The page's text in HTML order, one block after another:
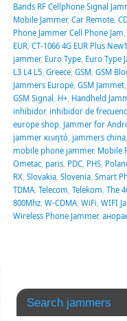
Bands RF Cellphone Signal
Mobile Jammer, Car Remote,
Phone Jammer Cell Phone Jam
EUR, CT-1066 4G EUR Plus New1
jammer, Euro Type, Euro Type
L3 L4 L5, Greece, GSM, GSM
Jammers Europe, GSM Jammet,
GSM Signal H+, Handheld
inhibidor, inhibidor de
europe shop, Jammer for
jammer κινητό, jammers china,
mobile phone jammer, Mobile
Ometac, paris, PDC, PHS,
RX, Slovakia, Slovenia, Smart
TDMA, Telecom Telekom The
800Mhz, W-CDMA, WiFi WIFI
Wireless Phone Jammer,
Search jammers